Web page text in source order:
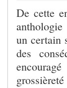
De cette
un certain
des